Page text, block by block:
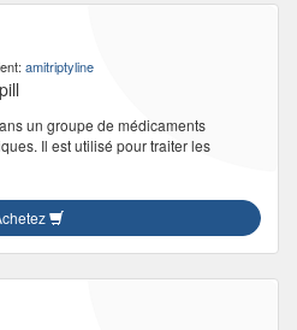
amitriptyline
un groupe de médicaments
Il est utilisé pour traiter les